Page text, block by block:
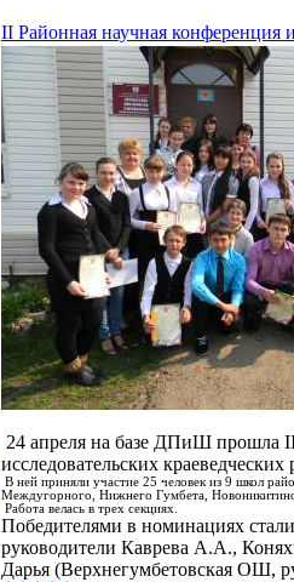
II Районная научная конференция
24 апреля на базе ДПиШ прошла
исследовательских краеведческих
В ней приняли участие 25 человек из 9 школ
Междугорного, Нижнего Гумбета,
Работа велась в трех секциях.
Победителями в номинациях
руководители Каврева А.А.,
Дарья (Верхнегумбетовская ОШ,